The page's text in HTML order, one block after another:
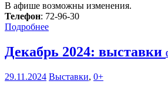
В афише возможны изменения.
Телефон: 72-96-30
Подробнее
Декабрь 2024: выставки
29.11.2024 Выставки, 0+